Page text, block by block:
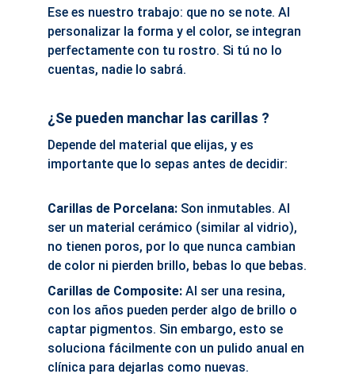
Ese es nuestro trabajo: que no se note. Al
personalizar la forma y el color, se integran
perfectamente con tu rostro. Si tú no lo
cuentas, nadie lo sabrá.
¿Se pueden manchar las carillas ?
Depende del material que elijas, y es
importante que lo sepas antes de decidir:
Carillas de Porcelana: Son inmutables. Al
ser un material cerámico (similar al vidrio),
no tienen poros, por lo que nunca cambian
de color ni pierden brillo, bebas lo que bebas.
Carillas de Composite: Al ser una resina,
con los años pueden perder algo de brillo o
captar pigmentos. Sin embargo, esto se
soluciona fácilmente con un pulido anual en
clínica para dejarlas como nuevas.